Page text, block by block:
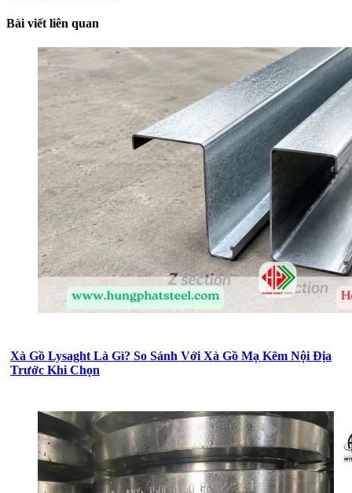
Bài viết liên quan
Xà Gồ Lysaght Là Gì? So Sánh Với Xà Gồ Mạ Kẽm Nội Địa
Trước Khi Chọn